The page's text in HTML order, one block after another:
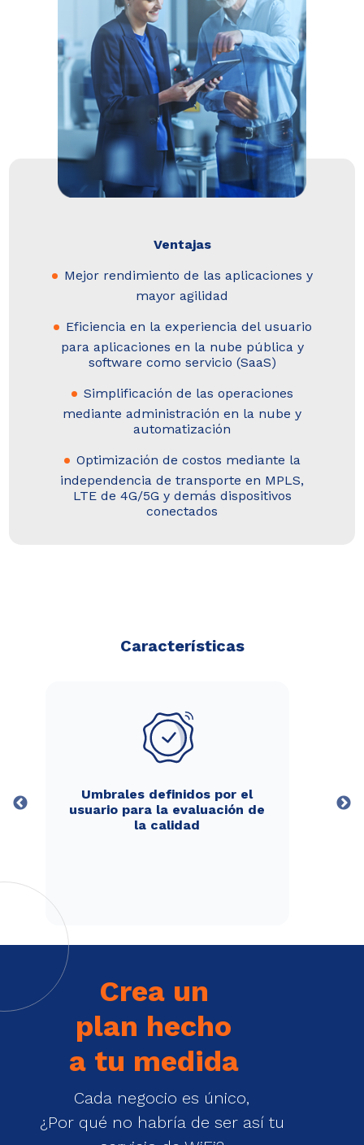
Ventajas
Mejor rendimiento de las aplicaciones y
mayor agilidad
Eficiencia en la experiencia del usuario
para aplicaciones en la nube pública y
software como servicio (SaaS)
Simplificación de las operaciones
mediante administración en la nube y
automatización
Optimización de costos mediante la
independencia de transporte en MPLS,
LTE de 4G/5G y demás dispositivos
conectados
Características
Umbrales definidos por el
usuario para la evaluación de
la calidad
Crea un
plan hecho
a tu medida
Cada negocio es único,
¿Por qué no habría de ser así tu